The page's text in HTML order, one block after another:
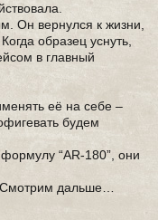
Он вернулся к жизни,
образец уснуть,
в главный
её на себе –
будем
“AR-180”, они
дальше…